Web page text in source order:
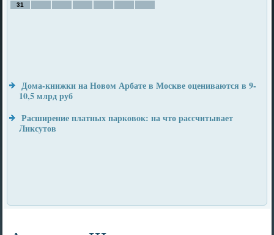
31
Дома-книжки на Новом Арбате в Москве оцениваются в 9-
10,5 млрд руб
Расширение платных парковок: на что рассчитывает
Ликсутов